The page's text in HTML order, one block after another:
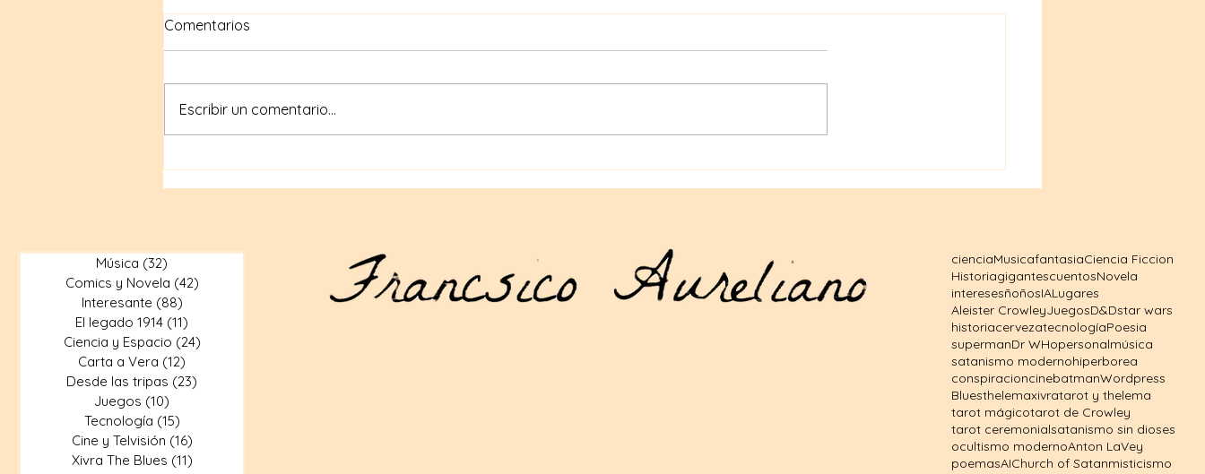
Tiendas en línea para
necesitas: artículos geek en
Dragons a precios
Comentarios
Escribir un comentario...
Música (32)
Comics y Novela (42)
Interesante (88)
El legado 1914 (11)
Ciencia y Espacio (24)
Carta a Vera (12)
Desde las tripas (23)
Juegos (10)
Tecnología (15)
Cine y Telvisión (16)
Xivra The Blues (11)
cienciaMusicafantasiaCiencia Ficcion
HistoriagigantescuentosNovela
interesesñoñosIALugares
Aleister CrowleyJuegosD&Dstar wars
historiacervezatecnologíaPoesia
supermanDr WHopersonalmúsica
satanismo modernohiperborea
conspiracioncinebatmanWordpress
Bluesthelemaxivratarot y thelema
tarot mágicotarot de Crowley
tarot ceremonialsatanismo sin dioses
ocultismo modernoAnton LaVey
poemasAIChurch of Satanmisticismo